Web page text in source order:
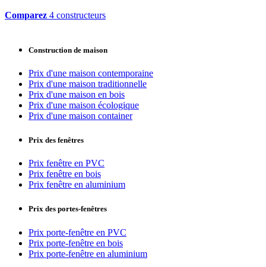
Comparez 4 constructeurs
Construction de maison
Prix d'une maison contemporaine
Prix d'une maison traditionnelle
Prix d'une maison en bois
Prix d'une maison écologique
Prix d'une maison container
Prix des fenêtres
Prix fenêtre en PVC
Prix fenêtre en bois
Prix fenêtre en aluminium
Prix des portes-fenêtres
Prix porte-fenêtre en PVC
Prix porte-fenêtre en bois
Prix porte-fenêtre en aluminium